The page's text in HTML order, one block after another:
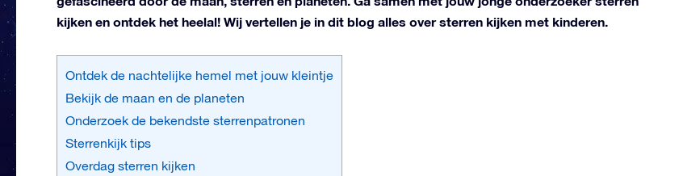
kijken en ontdek het heelal! Wij vertellen je in dit blog alles over sterren kijken met kinderen.
Ontdek de nachtelijke hemel met jouw kleintje
Bekijk de maan en de planeten
Onderzoek de bekendste sterrenpatronen
Sterrenkijk tips
Overdag sterren kijken